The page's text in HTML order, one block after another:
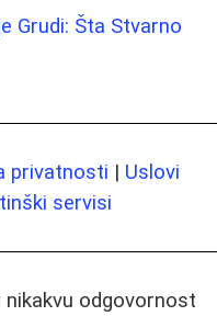
Grudi: Šta Stvarno
privatnosti | Uslovi
servisi
odgovornost